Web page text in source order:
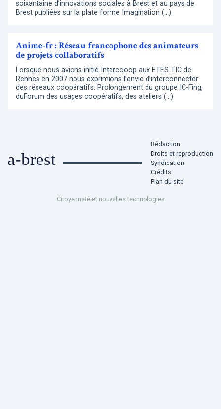
soixantaine d’innovations sociales à Brest et au pays de
Brest publiées sur la plate forme Imagination (…)
Anime-fr : Réseau francophone des animateurs
de projets collaboratifs
Lorsque nous avions initié Intercooop aux ETES TIC de
Rennes en 2007 nous exprimions l’envie d’interconnecter
des réseaux coopératifs. Prolongement du groupe IC-Fing,
duForum des usages coopératifs, des ateliers (…)
a-brest
Rédaction
Droits et reproduction
Syndication
Crédits
Plan du site
Citoyenneté et nouvelles technologies